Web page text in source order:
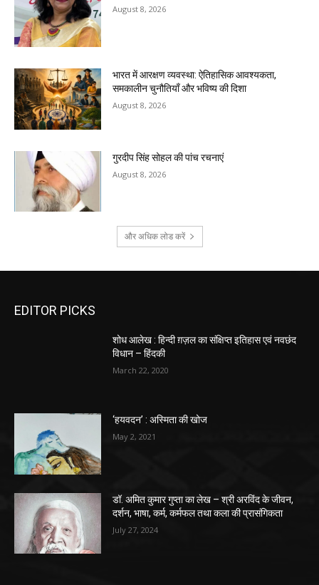
August 8, 2026
भारत में आरक्षण व्यवस्था: ऐतिहासिक आवश्यकता,
समकालीन चुनौतियाँ और भविष्य की दिशा
August 8, 2026
गुरदीप सिंह सोहल की पांच रचनाएं
August 8, 2026
और अधिक लोड करें
EDITOR PICKS
शोध आलेख : हिन्दी ग़ज़ल का संक्षिप्त इतिहास एवं नवछंद
विधान – हिंदकी
March 22, 2020
‘हयवदन’ : अस्मिता की खोज
May 2, 2021
डॉ. अमित कुमार गुप्ता का लेख – श्री अरविंद के जीवन,
दर्शन, भाषा, कर्म, कर्मफल तथा कला की प्रासंगिकता
July 27, 2024